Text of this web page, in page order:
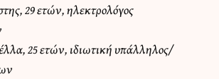
29 ετών, ηλεκτρολόγος
25 ετών, ιδιωτική υπάλληλος/